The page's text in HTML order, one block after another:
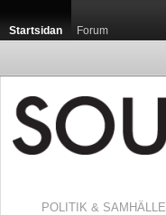
Startsidan Forum
POLITIK & SAMHÄLLE